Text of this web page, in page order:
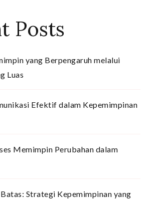
Posts
yang Berpengaruh melalui
Luas
Efektif dalam Kepemimpinan
Memimpin Perubahan dalam
Strategi Kepemimpinan yang